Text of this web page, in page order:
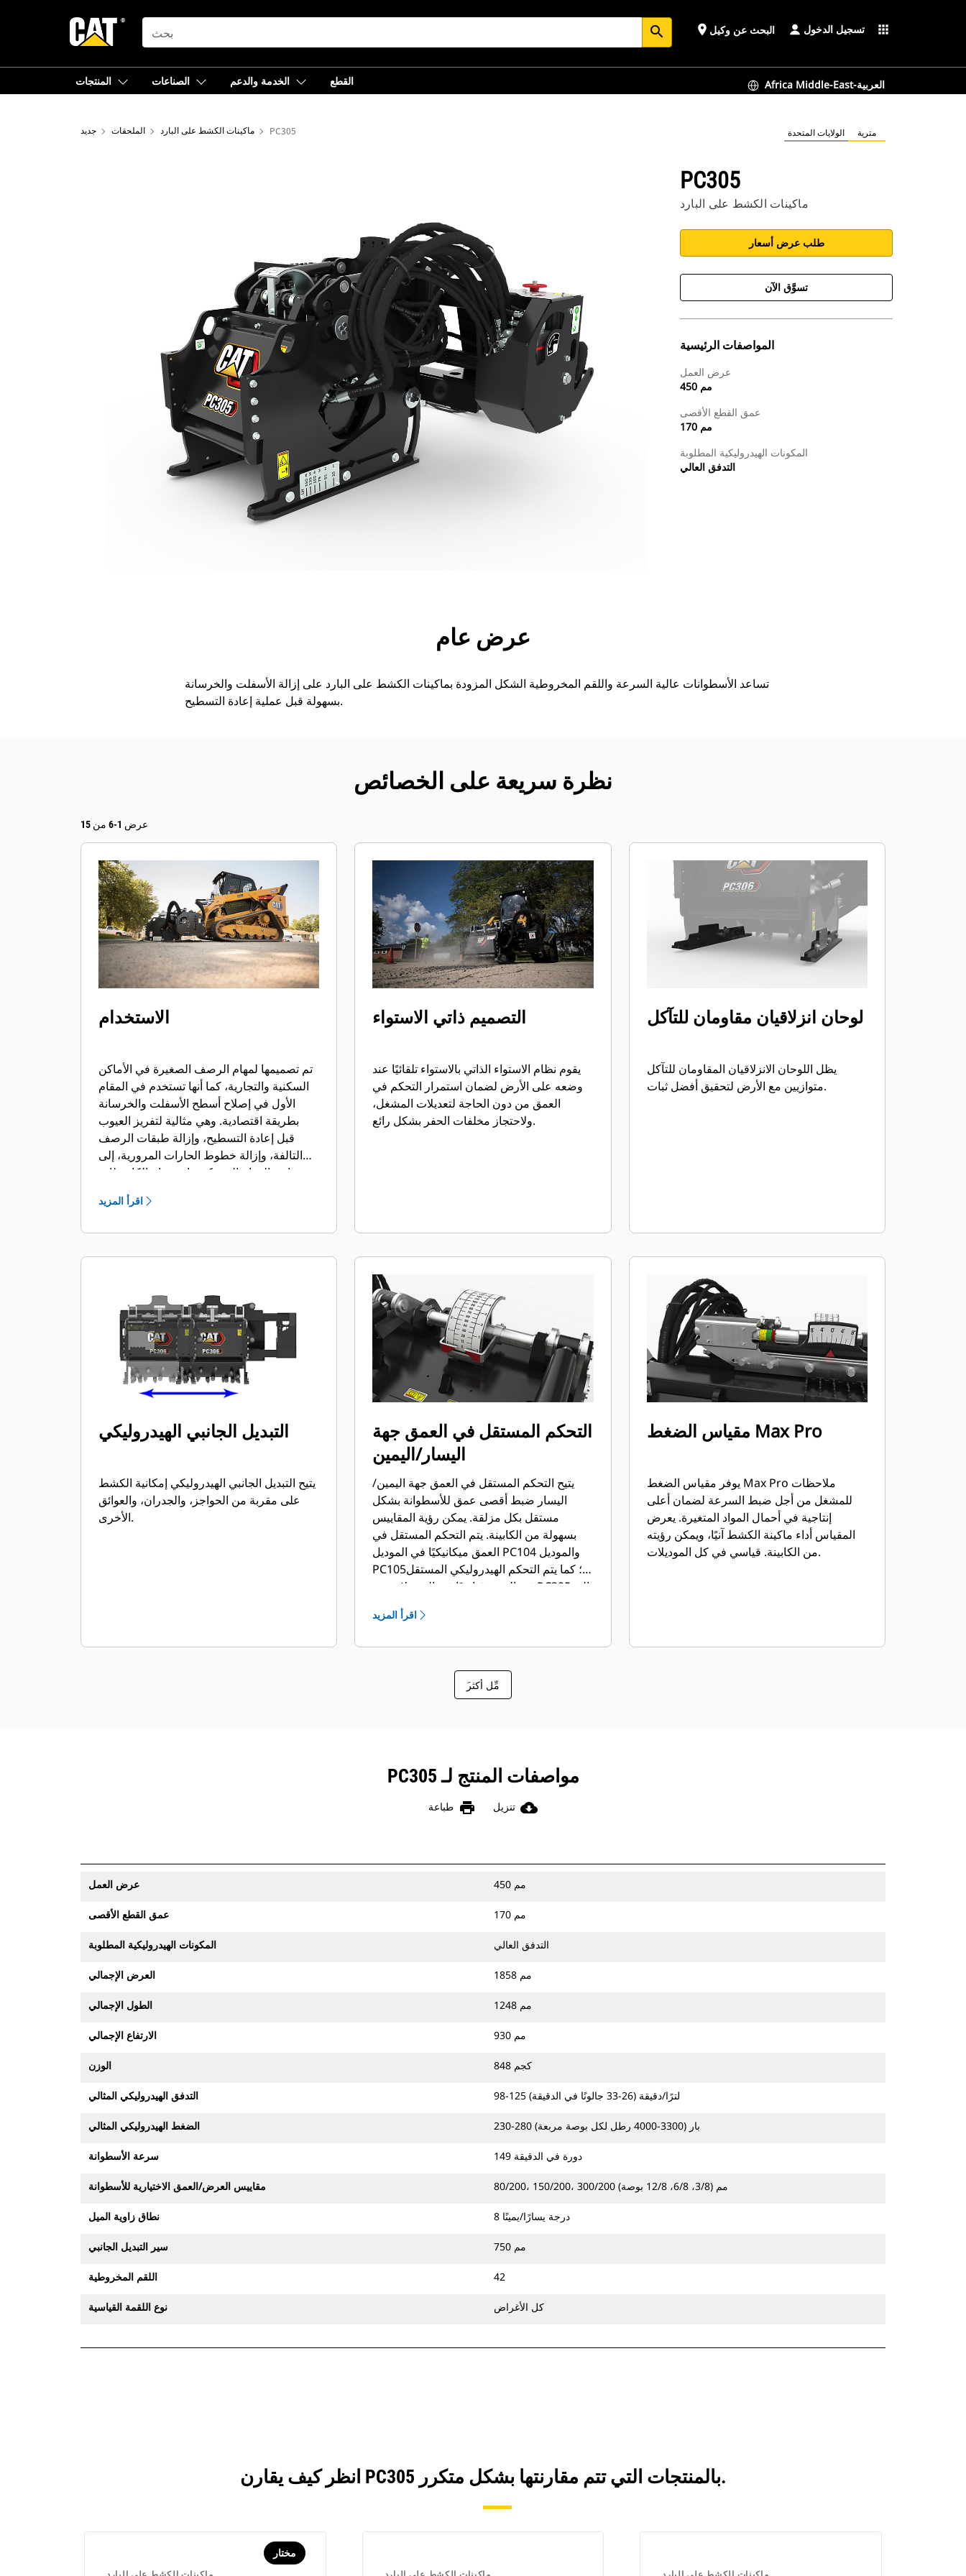
SEARCH search place البحث عن وكيل تسجيل الدخول apps
المنتجات الصناعات الخدمة والدعم القطع Africa Middle-East-العربية
جديد الملحقات ماكينات الكشط على البارد PC305 الولايات المتحدة مترية
PC305
ماكينات الكشط على البارد
طلب عرض أسعار
تسوَّق الآن
المواصفات الرئيسية
عرض العمل
450 مم
عمق القطع الأقصى
170 مم
المكونات الهيدروليكية المطلوبة
التدفق العالي
الأدوات
عرض عام
تساعد الأسطوانات عالية السرعة واللقم المخروطية الشكل المزودة بماكينات الكشط على البارد على إزالة الأسفلت والخرسانة
بسهولة قبل عملية إعادة التسطيح.
نظرة سريعة على الخصائص
عرض 1-6 من 15
الاستخدام
تم تصميمها لمهام الرصف الصغيرة في الأماكن
السكنية والتجارية، كما أنها تستخدم في المقام
الأول في إصلاح أسطح الأسفلت والخرسانة
بطريقة اقتصادية. وهي مثالية لتفريز العيوب
قبل إعادة التسطيح، وإزالة طبقات الرصف
التالفة، وإزالة خطوط الحارات المرورية، إلى
جانب المهام التي يكون استخدام الكاشطات
اقرأ المزيد
التصميم ذاتي الاستواء
يقوم نظام الاستواء الذاتي بالاستواء تلقائيًا عند
وضعه على الأرض لضمان استمرار التحكم في
العمق من دون الحاجة لتعديلات المشغل،
ولاحتجاز مخلفات الحفر بشكل رائع.
لوحان انزلاقيان مقاومان للتآكل
يظل اللوحان الانزلاقيان المقاومان للتآكل
متوازيين مع الأرض لتحقيق أفضل ثبات.
التبديل الجانبي الهيدروليكي
يتيح التبديل الجانبي الهيدروليكي إمكانية الكشط
على مقربة من الحواجز، والجدران، والعوائق
الأخرى.
التحكم المستقل في العمق جهة
اليسار/اليمين
يتيح التحكم المستقل في العمق جهة اليمين/
اليسار ضبط أقصى عمق للأسطوانة بشكل
مستقل بكل مزلقة. يمكن رؤية المقاييس
بسهولة من الكابينة. يتم التحكم المستقل في
العمق ميكانيكيًا في الموديل PC104 والموديل
PC105؛ كما يتم التحكم الهيدروليكي المستقل
في العمق قياسيًا في الموديلات من PC305 إلى
اقرأ المزيد
مقياس الضغط Max Pro
يوفر مقياس الضغط Max Pro ملاحظات
للمشغل من أجل ضبط السرعة لضمان أعلى
إنتاجية في أحمال المواد المتغيرة. يعرض
المقياس أداء ماكينة الكشط آنيًا، ويمكن رؤيته
من الكابينة. قياسي في كل الموديلات.
َمِّل أكثر
مواصفات المنتج لـ PC305
cloud_download تنزيل print طباعة
عرض العمل 450 مم
عمق القطع الأقصى 170 مم
المكونات الهيدروليكية المطلوبة التدفق العالي
العرض الإجمالي 1858 مم
الطول الإجمالي 1248 مم
الارتفاع الإجمالي 930 مم
الوزن 848 كجم
التدفق الهيدروليكي المثالي 98-125 لترًا/دقيقة (26-33 جالونًا في الدقيقة)
الضغط الهيدروليكي المثالي 230-280 بار (3300-4000 رطل لكل بوصة مربعة)
سرعة الأسطوانة 149 دورة في الدقيقة
مقاييس العرض/العمق الاختيارية للأسطوانة 80/200، 150/200، 300/200 مم (3/8، 6/8، 12/8 بوصة)
نطاق زاوية الميل 8 درجة يسارًا/يمينًا
سير التبديل الجانبي 750 مم
اللقم المخروطية 42
نوع اللقمة القياسية كل الأغراض
انظر كيف يقارن PC305 بالمنتجات التي تتم مقارنتها بشكل متكرر.
مختار